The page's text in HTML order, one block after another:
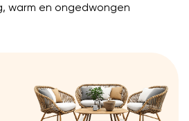
warm en ongedwongen